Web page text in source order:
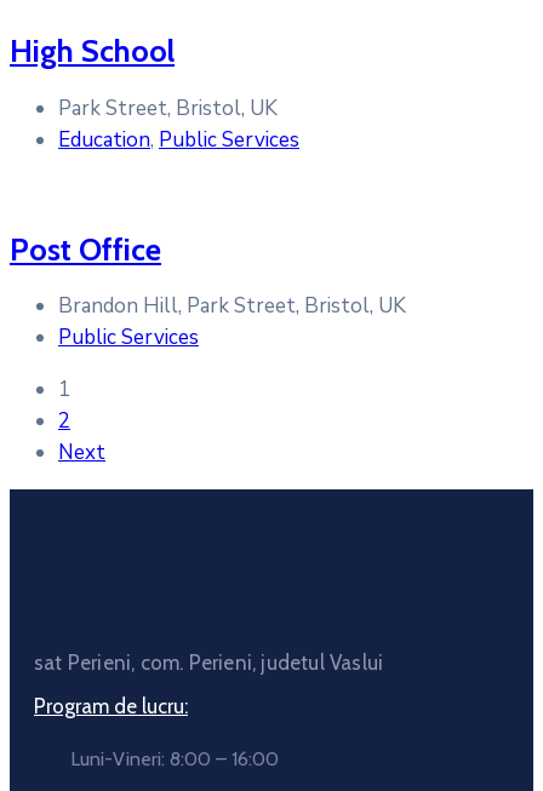
High School
Park Street, Bristol, UK
Education, Public Services
Post Office
Brandon Hill, Park Street, Bristol, UK
Public Services
Posts
pagination
1
2
Next
sat Perieni, com. Perieni, judetul Vaslui
Program de lucru:
Luni-Vineri: 8:00 – 16:00